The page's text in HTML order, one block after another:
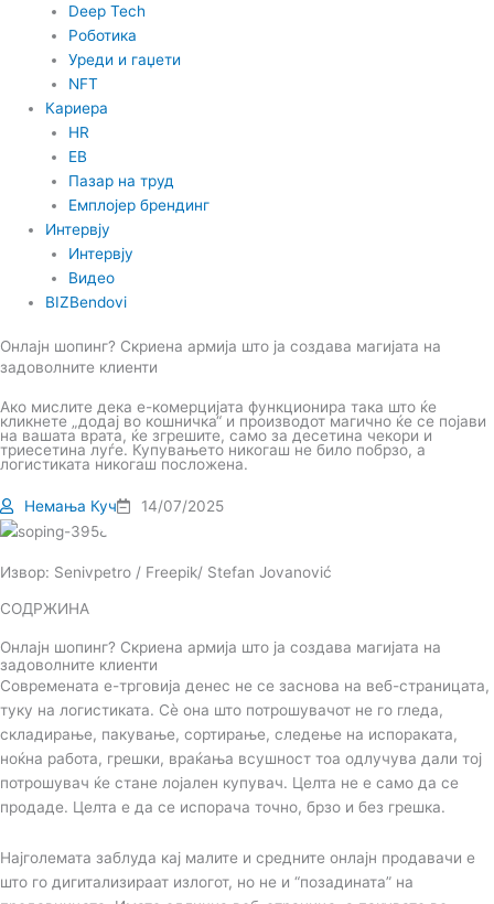
Deep Tech
Роботика
Уреди и гаџети
NFT
Кариера
HR
EB
Пазар на труд
Емплојер брендинг
Интервју
Интервју
Видео
BIZBendovi
Онлајн шопинг? Скриена армија што ја создава магијата на
задоволните клиенти
Ако мислите дека е-комерцијата функционира така што ќе
кликнете „додај во кошничка“ и производот магично ќе се појави
на вашата врата, ќе згрешите, само за десетина чекори и
триесетина луѓе. Купувањето никогаш не било побрзо, а
логистиката никогаш посложена.
Немања Куч 14/07/2025
Извор: Senivpetro / Freepik/ Stefan Jovanović
СОДРЖИНА
Онлајн шопинг? Скриена армија што ја создава магијата на
задоволните клиенти
Современата е-трговија денес не се заснова на веб-страницата,
туку на логистиката. Сѐ она што потрошувачот не го гледа,
складирање, пакување, сортирање, следење на испораката,
ноќна работа, грешки, враќања всушност тоа одлучува дали тој
потрошувач ќе стане лојален купувач. Целта не е само да се
продаде. Целта е да се испорача точно, брзо и без грешка.
Најголемата заблуда кај малите и средните онлајн продавачи е
што го дигитализираат излогот, но не и “позадината” на